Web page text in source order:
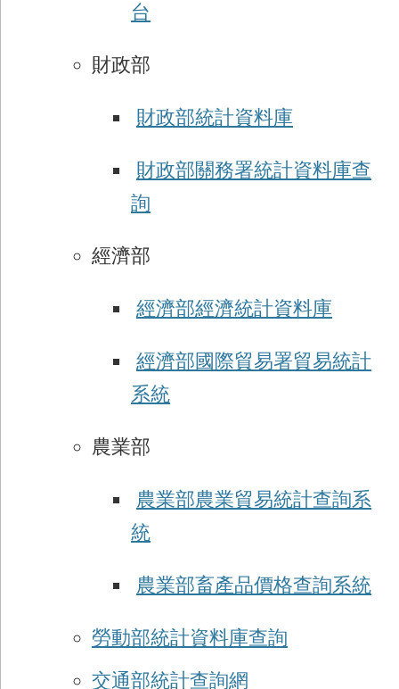
台
財政部
財政部統計資料庫
財政部關務署統計資料庫查
詢
經濟部
經濟部經濟統計資料庫
經濟部國際貿易署貿易統計
系統
農業部
農業部農業貿易統計查詢系
統
農業部畜產品價格查詢系統
勞動部統計資料庫查詢
交通部統計查詢網